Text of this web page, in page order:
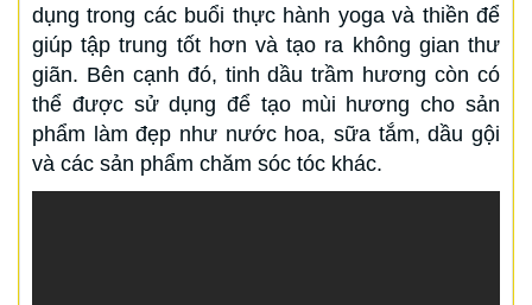
dụng trong các buổi thực hành yoga và thiền để
giúp tập trung tốt hơn và tạo ra không gian thư
giãn. Bên cạnh đó, tinh dầu trầm hương còn có
thể được sử dụng để tạo mùi hương cho sản
phẩm làm đẹp như nước hoa, sữa tắm, dầu gội
và các sản phẩm chăm sóc tóc khác.